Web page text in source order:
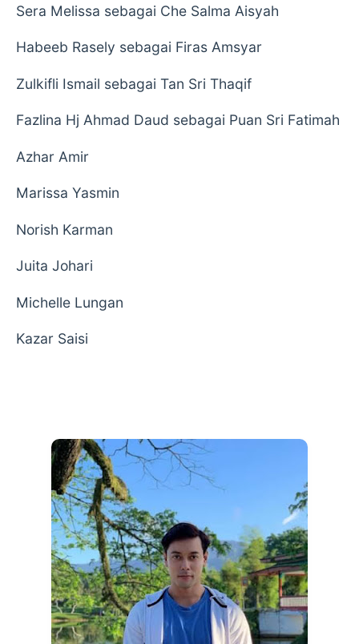
Sera Melissa sebagai Che Salma Aisyah
Habeeb Rasely sebagai Firas Amsyar
Zulkifli Ismail sebagai Tan Sri Thaqif
Fazlina Hj Ahmad Daud sebagai Puan Sri Fatimah
Azhar Amir
Marissa Yasmin
Norish Karman
Juita Johari
Michelle Lungan
Kazar Saisi